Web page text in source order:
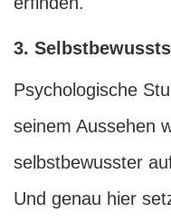
3.
Psychologische
seinem Aussehen
selbstbewusster
Und genau hier